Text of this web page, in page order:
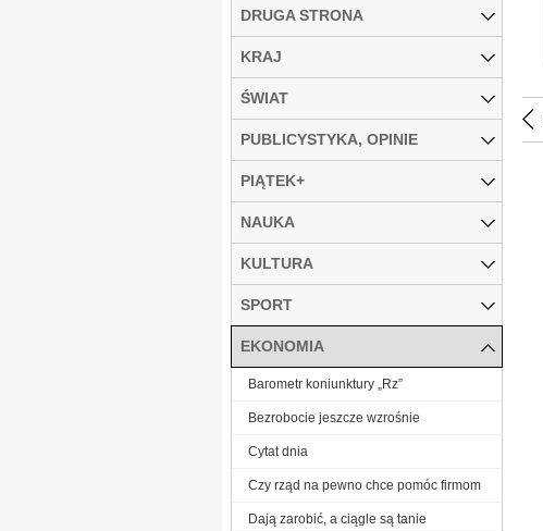
DRUGA STRONA
KRAJ
ŚWIAT
PUBLICYSTYKA, OPINIE
PIĄTEK+
NAUKA
KULTURA
SPORT
EKONOMIA
Barometr koniunktury „Rz”
Bezrobocie jeszcze wzrośnie
Cytat dnia
Czy rząd na pewno chce pomóc firmom
Dają zarobić, a ciągle są tanie